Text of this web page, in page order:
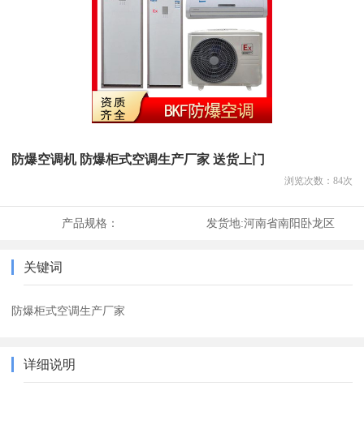
防爆空调机 防爆柜式空调生产厂家 送货上门
浏览次数： 84次
产品规格： 发货地:河南省南阳卧龙区
关键词
防爆柜式空调生产厂家
详细说明